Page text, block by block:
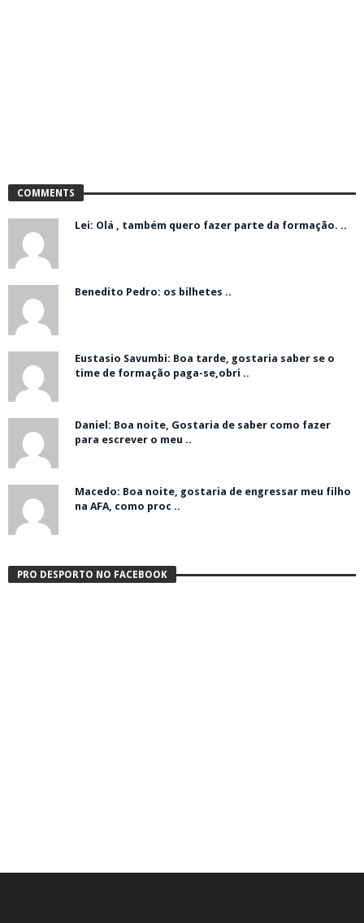
COMMENTS
Lei: Olá , também quero fazer parte da formação. ..
Benedito Pedro: os bilhetes ..
Eustasio Savumbi: Boa tarde, gostaria saber se o
time de formação paga-se,obri ..
Daniel: Boa noite, Gostaria de saber como fazer
para escrever o meu ..
Macedo: Boa noite, gostaria de engressar meu filho
na AFA, como proc ..
PRO DESPORTO NO FACEBOOK